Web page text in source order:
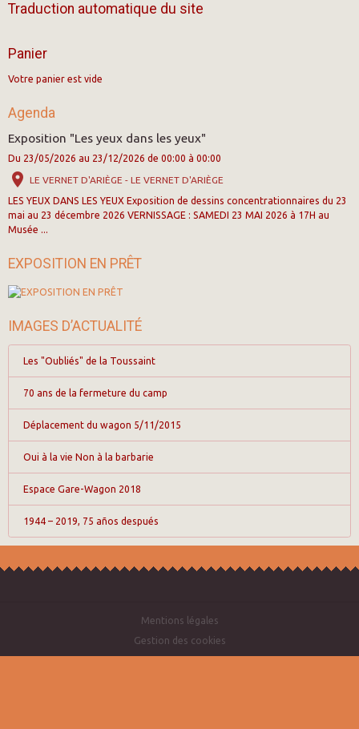
Traduction automatique du site
Panier
Votre panier est vide
Agenda
Exposition "Les yeux dans les yeux"
Du 23/05/2026 au 23/12/2026 de 00:00 à 00:00
LE VERNET D'ARIÈGE - LE VERNET D'ARIÈGE
LES YEUX DANS LES YEUX Exposition de dessins concentrationnaires du 23
mai au 23 décembre 2026 VERNISSAGE : SAMEDI 23 MAI 2026 à 17H au
Musée ...
EXPOSITION EN PRÊT
IMAGES D’ACTUALITÉ
Les "Oubliés" de la Toussaint
70 ans de la fermeture du camp
Déplacement du wagon 5/11/2015
Oui à la vie Non à la barbarie
Espace Gare-Wagon 2018
1944 – 2019, 75 años después
Mentions légales
Gestion des cookies